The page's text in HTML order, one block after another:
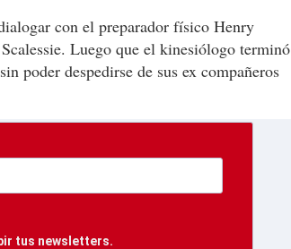
con el preparador físico Henry
Luego que el kinesiólogo terminó
poder despedirse de sus ex compañeros
tus newsletters.